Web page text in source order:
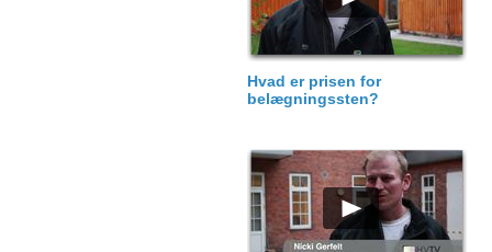
Hvad er prisen for
belægningssten?